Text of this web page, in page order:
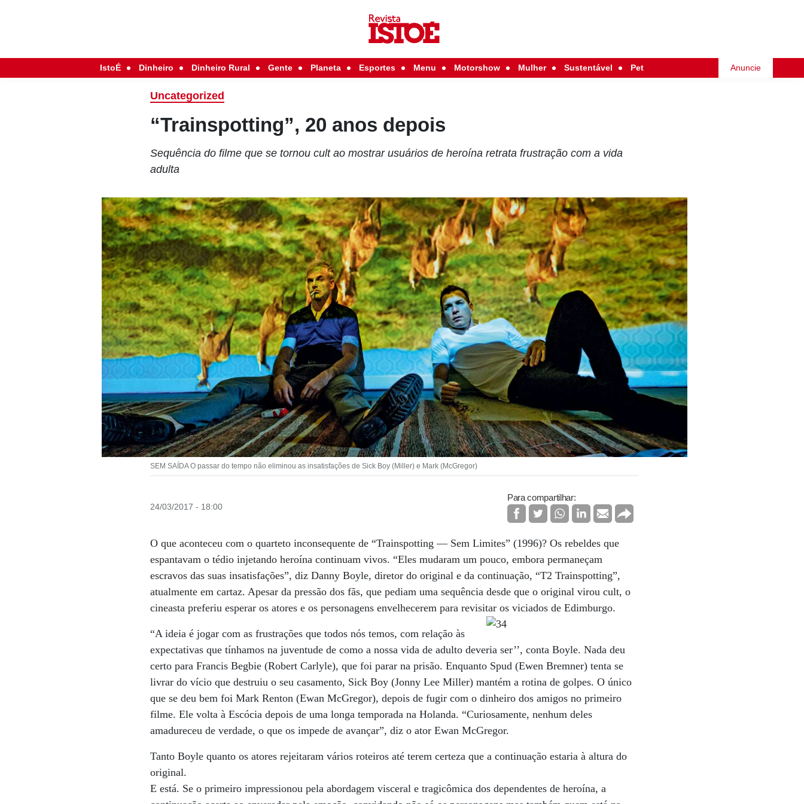
IstoÉ Dinheiro Dinheiro Rural Gente Planeta Esportes Menu Motorshow Mulher Sustentável Pet Anuncie
Uncategorized
“Trainspotting”, 20 anos depois
Sequência do filme que se tornou cult ao mostrar usuários de heroína retrata frustração com a vida
adulta
SEM SAÍDA O passar do tempo não eliminou as insatisfações de Sick Boy (Miller) e Mark (McGregor)
24/03/2017 - 18:00
Para compartilhar:
O que aconteceu com o quarteto inconsequente de “Trainspotting — Sem Limites” (1996)? Os rebeldes que
espantavam o tédio injetando heroína continuam vivos. “Eles mudaram um pouco, embora permaneçam
escravos das suas insatisfações”, diz Danny Boyle, diretor do original e da continuação, “T2 Trainspotting”,
atualmente em cartaz. Apesar da pressão dos fãs, que pediam uma sequência desde que o original virou cult, o
cineasta preferiu esperar os atores e os personagens envelhecerem para revisitar os viciados de Edimburgo.
“A ideia é jogar com as frustrações que todos nós temos, com relação às
expectativas que tínhamos na juventude de como a nossa vida de adulto deveria ser’’, conta Boyle. Nada deu
certo para Francis Begbie (Robert Carlyle), que foi parar na prisão. Enquanto Spud (Ewen Bremner) tenta se
livrar do vício que destruiu o seu casamento, Sick Boy (Jonny Lee Miller) mantém a rotina de golpes. O único
que se deu bem foi Mark Renton (Ewan McGregor), depois de fugir com o dinheiro dos amigos no primeiro
filme. Ele volta à Escócia depois de uma longa temporada na Holanda. “Curiosamente, nenhum deles
amadureceu de verdade, o que os impede de avançar”, diz o ator Ewan McGregor.
Tanto Boyle quanto os atores rejeitaram vários roteiros até terem certeza que a continuação estaria à altura do
original.
E está. Se o primeiro impressionou pela abordagem visceral e tragicômica dos dependentes de heroína, a